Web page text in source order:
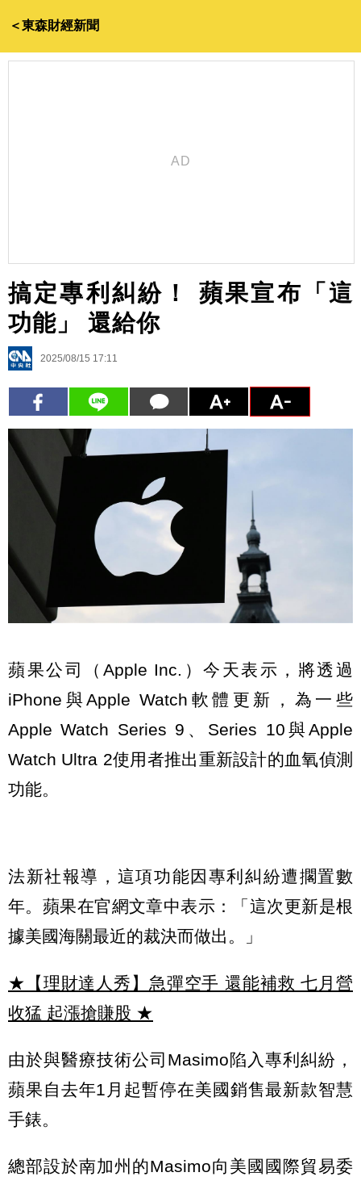
＜東森財經新聞
搞定專利糾紛！ 蘋果宣布「這
功能」 還給你
2025/08/15 17:11
蘋果公司（Apple Inc.）今天表示，將透過
iPhone與Apple Watch軟體更新，為一些
Apple Watch Series 9、Series 10與Apple
Watch Ultra 2使用者推出重新設計的血氧偵測
功能。
法新社報導，這項功能因專利糾紛遭擱置數
年。蘋果在官網文章中表示：「這次更新是根
據美國海關最近的裁決而做出。」
★【理財達人秀】急彈空手 還能補救 七月營
收猛 起漲搶賺股 ★
由於與醫療技術公司Masimo陷入專利糾紛，
蘋果自去年1月起暫停在美國銷售最新款智慧
手錶。
總部設於南加州的Masimo向美國國際貿易委